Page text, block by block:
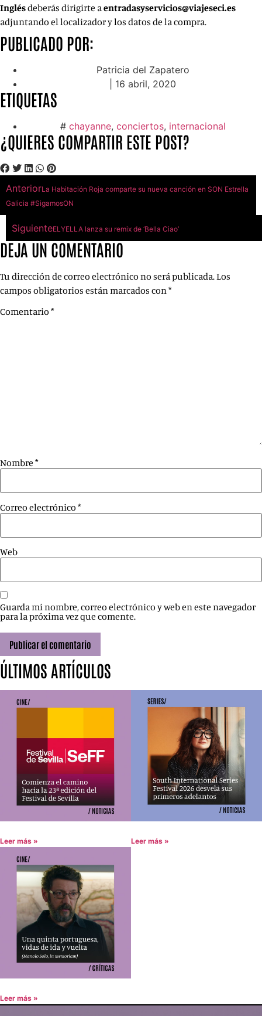
Inglésdeberás dirigirte aentradasyservicios@viajeseci.es
adjuntando el localizador y los datos de la compra.
PUBLICADO POR:
Patricia del Zapatero
16 abril, 2020
ETIQUETAS
# chayanne, conciertos, internacional
¿QUIERES COMPARTIR ESTE POST?
AnteriorLa Habitación Roja comparte su nueva canción en SON Estrella
Galicia #SigamosON
SiguienteELYELLA lanza su remix de ‘Bella Ciao’
DEJA UN COMENTARIO
Tu dirección de correo electrónico no será publicada.Los
campos obligatorios están marcados con*
Comentario *
Nombre *
Correo electrónico *
Web
Guarda mi nombre, correo electrónico y web en este navegador
para la próxima vez que comente.
ÚLTIMOS ARTÍCULOS
Leer más » Leer más »
Leer más »